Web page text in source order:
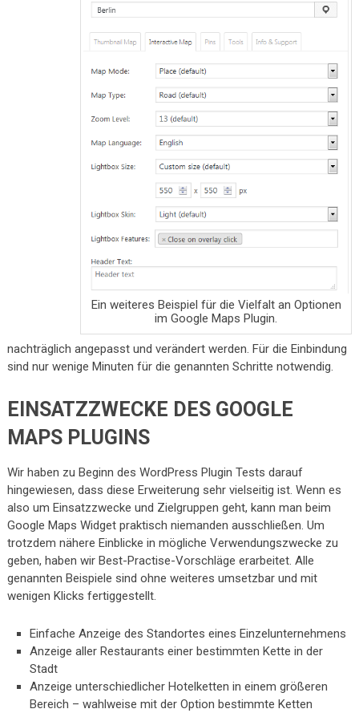
Ein weiteres Beispiel für die Vielfalt an Optionen
im Google Maps Plugin.
nachträglich angepasst und verändert werden. Für die Einbindung
sind nur wenige Minuten für die genannten Schritte notwendig.
EINSATZZWECKE DES GOOGLE
MAPS PLUGINS
Wir haben zu Beginn des WordPress Plugin Tests darauf
hingewiesen, dass diese Erweiterung sehr vielseitig ist. Wenn es
also um Einsatzzwecke und Zielgruppen geht, kann man beim
Google Maps Widget praktisch niemanden ausschließen. Um
trotzdem nähere Einblicke in mögliche Verwendungszwecke zu
geben, haben wir Best-Practise-Vorschläge erarbeitet. Alle
genannten Beispiele sind ohne weiteres umsetzbar und mit
wenigen Klicks fertiggestellt.
Einfache Anzeige des Standortes eines Einzelunternehmens
Anzeige aller Restaurants einer bestimmten Kette in der
Stadt
Anzeige unterschiedlicher Hotelketten in einem größeren
Bereich – wahlweise mit der Option bestimmte Ketten